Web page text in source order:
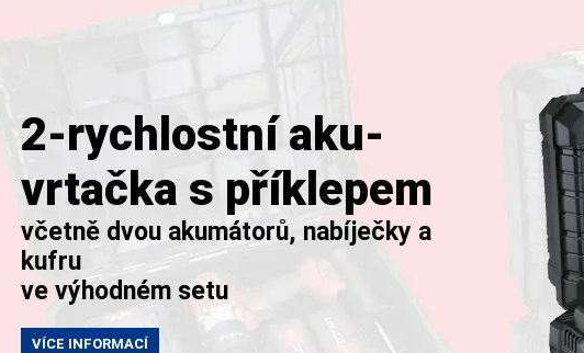
2-rychlostní aku-
vrtačka s příklepem
včetně dvou akumátorů, nabíječky a
kufru
ve výhodném setu
VÍCE INFORMACÍ